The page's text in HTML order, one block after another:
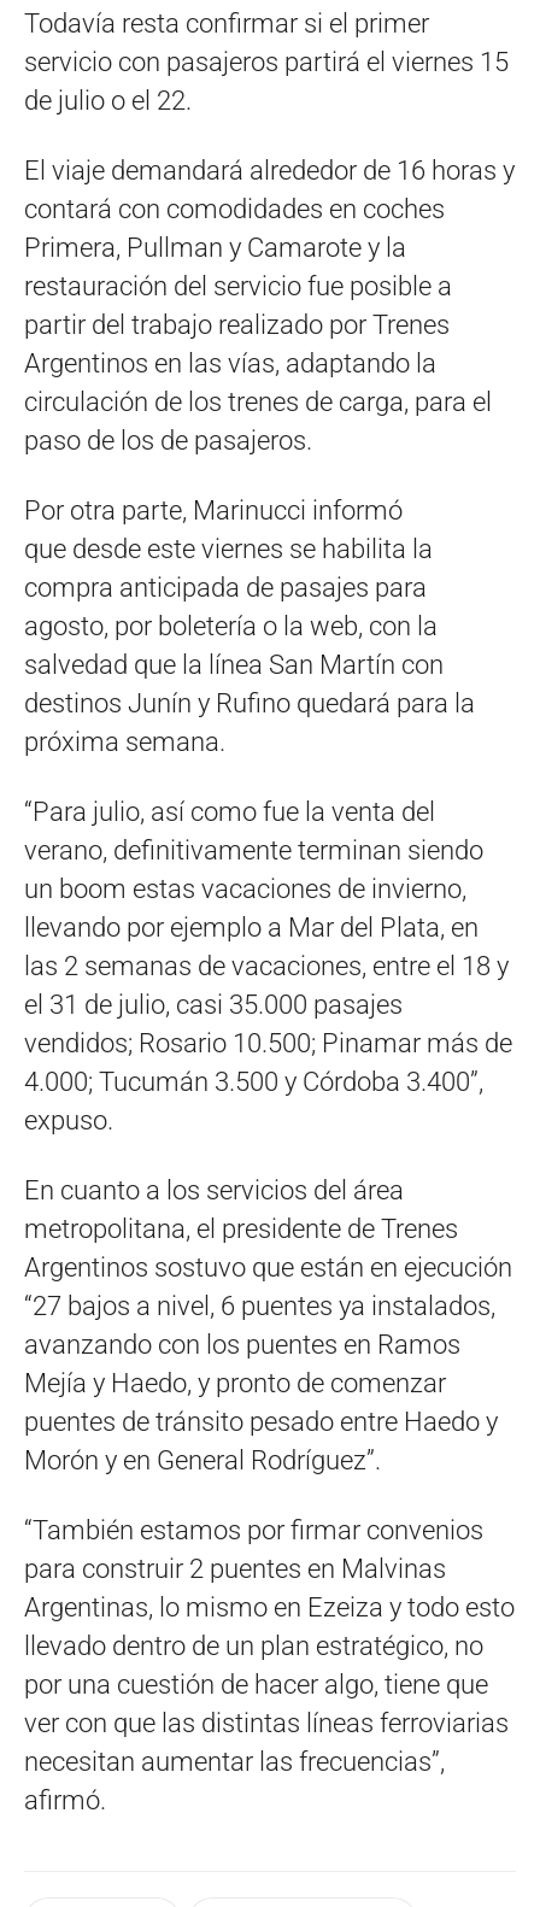
Todavía resta confirmar si el primer
servicio con pasajeros partirá el viernes 15
de julio o el 22.
El viaje demandará alrededor de 16 horas y
contará con comodidades en coches
Primera, Pullman y Camarote y la
restauración del servicio fue posible a
partir del trabajo realizado por Trenes
Argentinos en las vías, adaptando la
circulación de los trenes de carga, para el
paso de los de pasajeros.
Por otra parte, Marinucci informó
que desde este viernes se habilita la
compra anticipada de pasajes para
agosto, por boletería o la web, con la
salvedad que la línea San Martín con
destinos Junín y Rufino quedará para la
próxima semana.
“Para julio, así como fue la venta del
verano, definitivamente terminan siendo
un boom estas vacaciones de invierno,
llevando por ejemplo a Mar del Plata, en
las 2 semanas de vacaciones, entre el 18 y
el 31 de julio, casi 35.000 pasajes
vendidos; Rosario 10.500; Pinamar más de
4.000; Tucumán 3.500 y Córdoba 3.400”,
expuso.
En cuanto a los servicios del área
metropolitana, el presidente de Trenes
Argentinos sostuvo que están en ejecución
“27 bajos a nivel, 6 puentes ya instalados,
avanzando con los puentes en Ramos
Mejía y Haedo, y pronto de comenzar
puentes de tránsito pesado entre Haedo y
Morón y en General Rodríguez”.
“También estamos por firmar convenios
para construir 2 puentes en Malvinas
Argentinas, lo mismo en Ezeiza y todo esto
llevado dentro de un plan estratégico, no
por una cuestión de hacer algo, tiene que
ver con que las distintas líneas ferroviarias
necesitan aumentar las frecuencias”,
afirmó.